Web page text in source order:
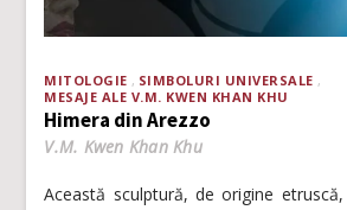
MITOLOGIE
SIMBOLURI UNIVERSALE
MESAJE ALE V.M. KWEN KHAN KHU
Himera din Arezzo
V.M. Kwen Khan Khu
Această sculptură, de origine